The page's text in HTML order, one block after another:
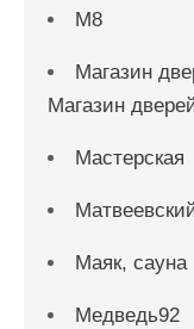
М8
Магазин
Магазин
Мастерская
Маяк, сауна
Медведь92